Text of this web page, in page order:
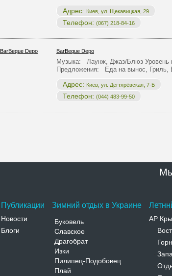
Адрес: Киев, ул. Щекавицкая, 29
Телефон: (067) 218-84-16
BarBeque Depo
Музыка: Лаунж, Джаз/Блюз Уровень
Предложения: Еда на вынос, Гриль,
Адрес: Киев, ул. Дегтярёвская, 7-Б
Телефон: (044) 483-99-50
Публикации
Новости
Блоги
Зимний отдых в Украине
Буковель
Славское
Драгобрат
Изки
Пилипец-Подобовец
Плай
АР